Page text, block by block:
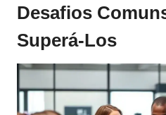
Desafios
Superá-Los